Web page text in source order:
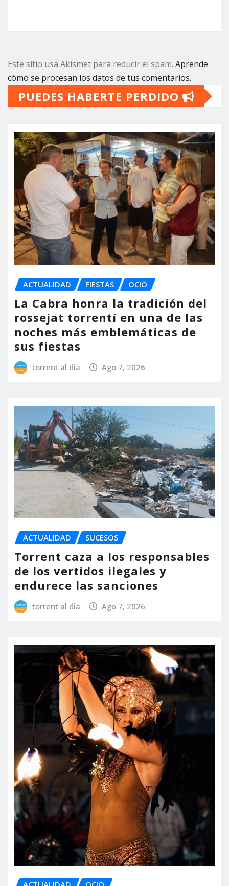
Este sitio usa Akismet para reducir el spam. Aprende
cómo se procesan los datos de tus comentarios.
PUEDES HABERTE PERDIDO
ACTUALIDAD FIESTAS OCIO
La Cabra honra la tradición del
rossejat torrentí en una de las
noches más emblemáticas de
sus fiestas
torrent al dia Ago 7, 2026
ACTUALIDAD SUCESOS
Torrent caza a los responsables
de los vertidos ilegales y
endurece las sanciones
torrent al dia Ago 7, 2026